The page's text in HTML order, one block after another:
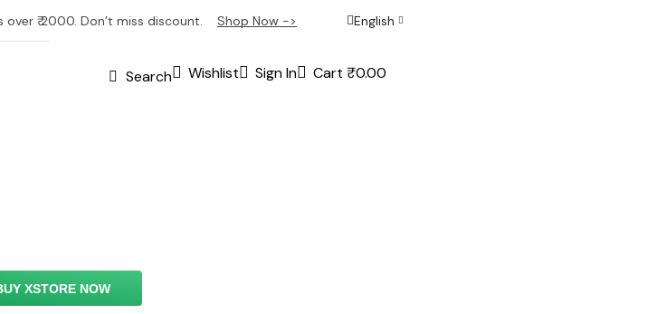
over ₹ 2000. Don’t miss discount. Shop Now -> English
Search Wishlist Sign In Cart ₹0.00
XSTORE NOW